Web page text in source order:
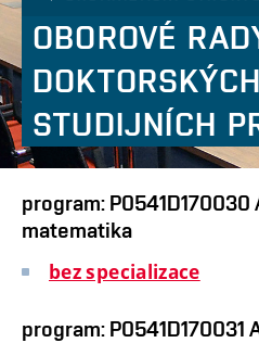
OBOROVÉ
DOKTORSKÝCH
STUDIJNÍCH
program: P0541D170030
matematika
bez specializace
program: